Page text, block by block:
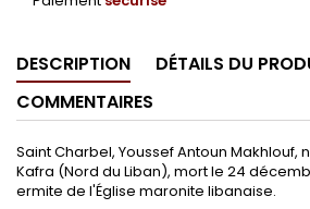
DESCRIPTION
DÉTAILS DU
COMMENTAIRES
Saint Charbel, Youssef Antoun Makhlouf,
Kafra (Nord du Liban), mort le 24
ermite de l'Église maronite libanaise.